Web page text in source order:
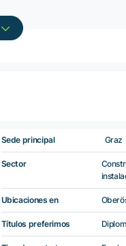
Sede principal Graz
Sector
Ubicaciones en
Títulos preferimos